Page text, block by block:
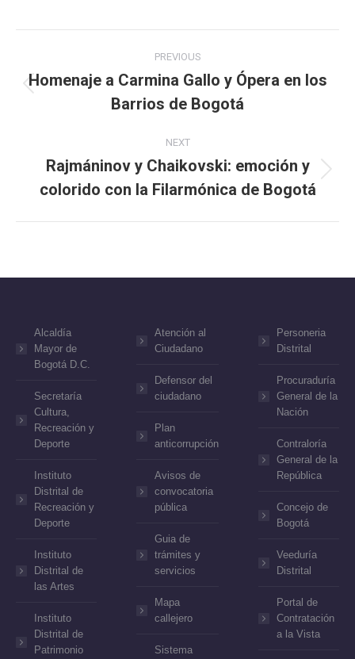
navigation
PREVIOUS
Previous
post:
Homenaje a Carmina Gallo y Ópera en los
Barrios de Bogotá
NEXT
post:
Rajmáninov y Chaikovski: emoción y
colorido con la Filarmónica de Bogotá
Alcaldía
Mayor de
Bogotá D.C.
Secretaría
Cultura,
Recreación y
Deporte
Instituto
Distrital de
Recreación y
Deporte
Instituto
Distrital de
las Artes
Instituto
Distrital de
Patrimonio
Atención al
Ciudadano
Defensor del
ciudadano
Plan
anticorrupción
Avisos de
convocatoria
pública
Guia de
trámites y
servicios
Mapa
callejero
Sistema
Personeria
Distrital
Procuraduría
General de la
Nación
Contraloría
General de la
República
Concejo de
Bogotá
Veeduría
Distrital
Portal de
Contratación
a la Vista